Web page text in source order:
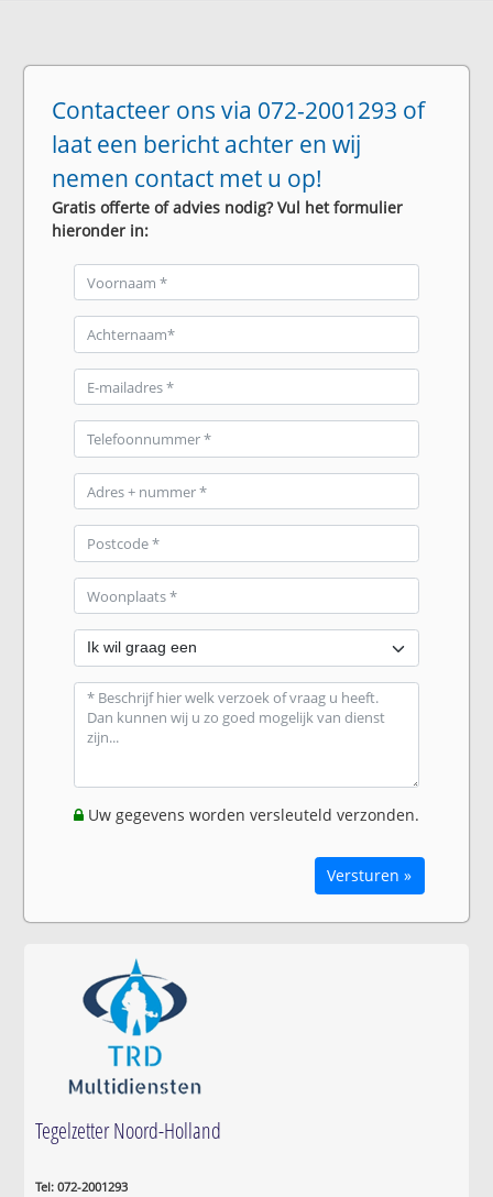
Contacteer ons via 072-2001293 of
laat een bericht achter en wij
nemen contact met u op!
Gratis offerte of advies nodig? Vul het formulier
hieronder in:
Uw gegevens worden versleuteld verzonden.
Versturen »
Tegelzetter Noord-Holland
Tel: 072-2001293